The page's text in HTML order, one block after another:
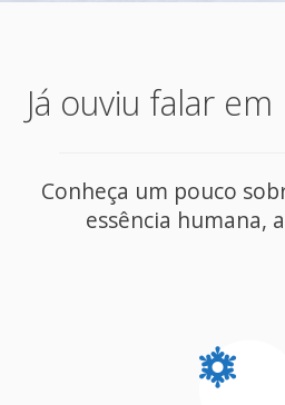
Já ouviu falar
Conheça um pouco
essência humana,